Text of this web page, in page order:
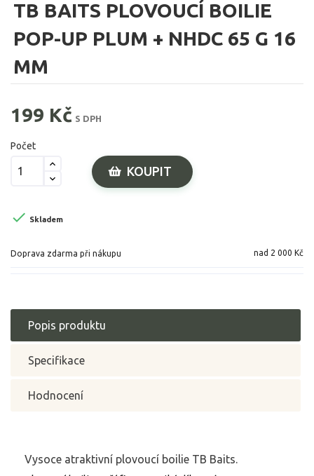
TB BAITS PLOVOUCÍ BOILIE
POP-UP PLUM + NHDC 65 G 16
MM
199 Kč S DPH
Počet
KOUPIT
 Skladem
Doprava zdarma při nákupu nad 2 000 Kč
Popis produktu
Specifikace
Hodnocení
Vysoce atraktivní plovoucí boilie TB Baits.